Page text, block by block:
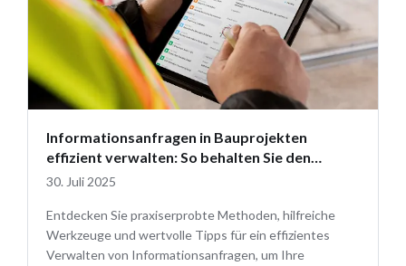
Informationsanfragen in Bauprojekten
effizient verwalten: So behalten Sie den
Überblick
30. Juli 2025
Entdecken Sie praxiserprobte Methoden, hilfreiche
Werkzeuge und wertvolle Tipps für ein effizientes
Verwalten von Informationsanfragen, um Ihre